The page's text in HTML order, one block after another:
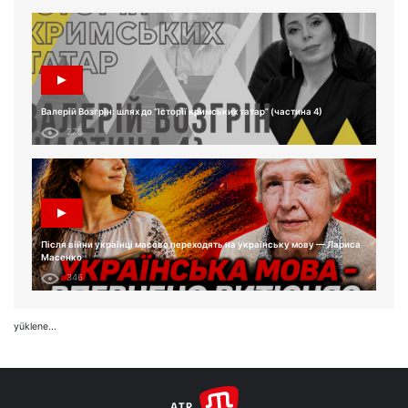
Валерій Возгрін: шлях до “Історії кримських татар” (частина 4)
275
Після війни українці масово переходять на українську мову — Лариса
Масенко
346
yüklene...